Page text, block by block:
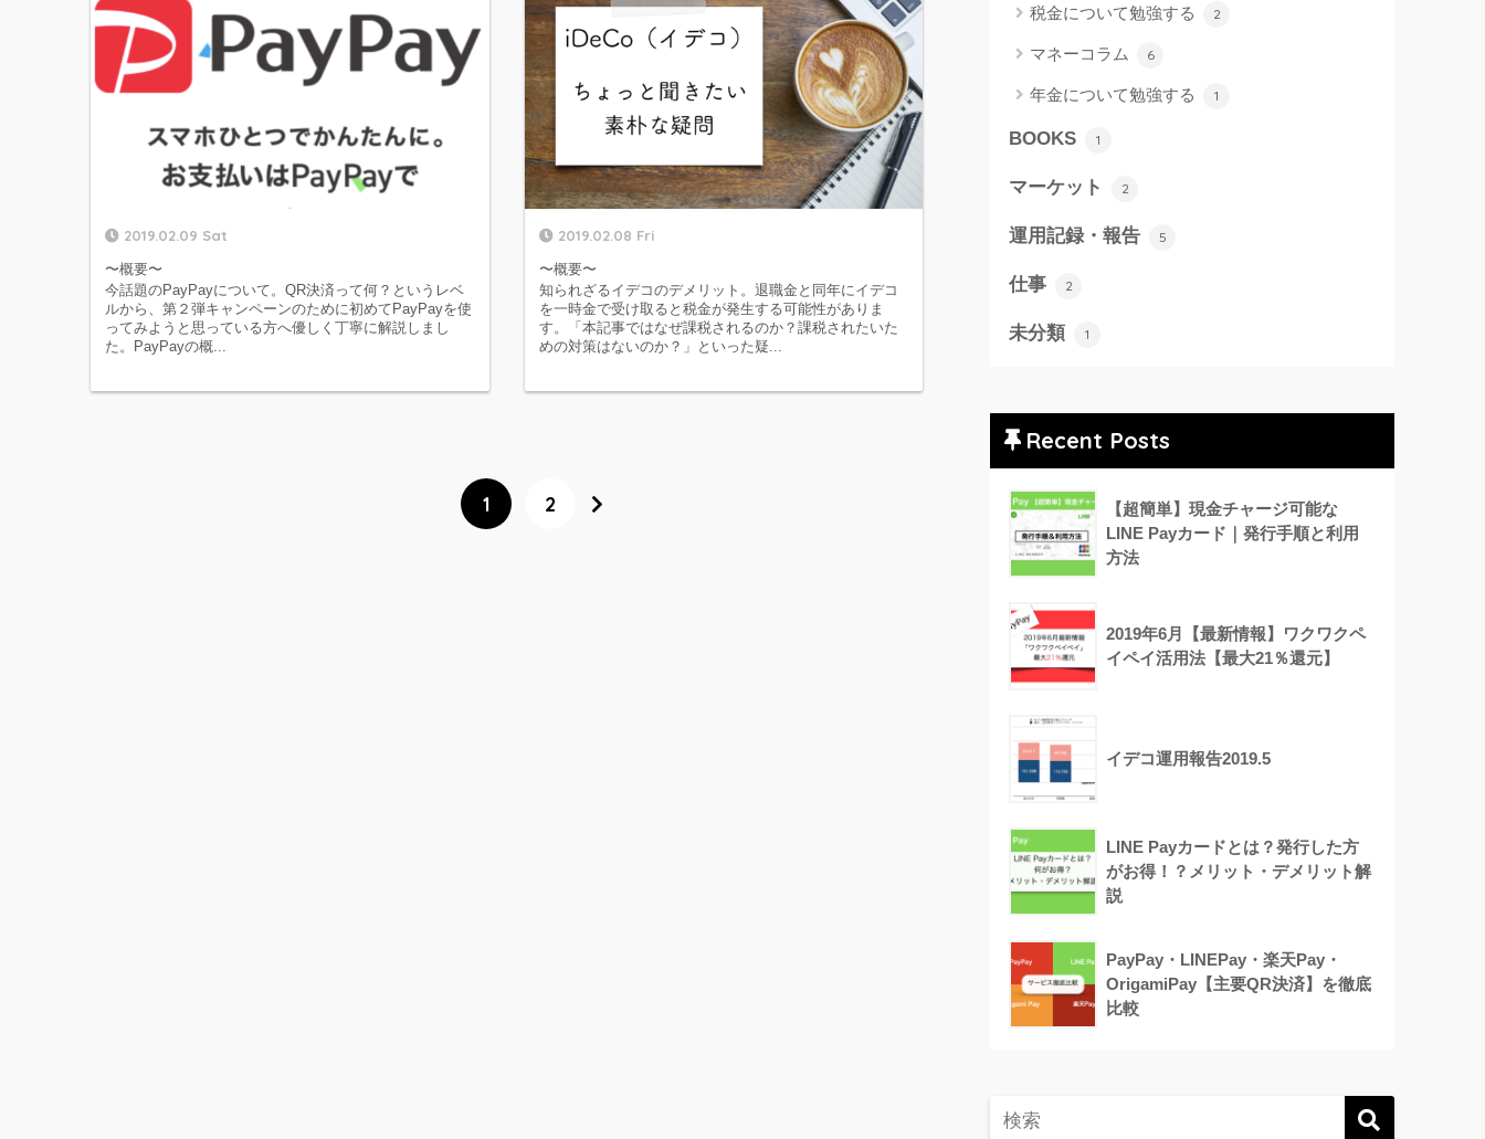
2019.02.09 Sat
〜概要〜
今話題のPayPayについて。QR決済って何？というレベ
ルから、第２弾キャンペーンのために初めてPayPayを使
ってみようと思っている方へ優しく丁寧に解説しまし
た。PayPayの概...
2019.02.08 Fri
〜概要〜
知られざるイデコのデメリット。退職金と同年にイデコ
を一時金で受け取ると税金が発生する可能性がありま
す。「本記事ではなぜ課税されるのか？課税されたいた
めの対策はないのか？」といった疑...
1 2
税金について勉強する 2
マネーコラム 6
年金について勉強する 1
BOOKS 1
マーケット 2
運用記録・報告 5
仕事 2
未分類 1
Recent Posts
【超簡単】現金チャージ可能な
LINE Payカード｜発行手順と利用
方法
2019年6月【最新情報】ワクワクペ
イペイ活用法【最大21％還元】
イデコ運用報告2019.5
LINE Payカードとは？発行した方
がお得！？メリット・デメリット解
説
PayPay・LINEPay・楽天Pay・
OrigamiPay【主要QR決済】を徹底
比較